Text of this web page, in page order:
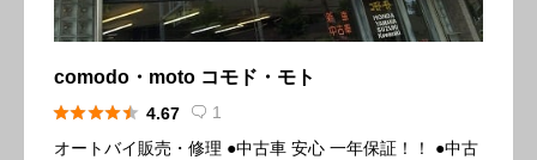
comodo・moto コモド・モト
 4.67  1
オートバイ販売・修理 ●中古車 安心 一年保証！！ ●中古